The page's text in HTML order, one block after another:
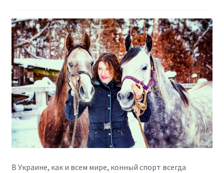
В Украине, как и всем мире, конный спорт всегда